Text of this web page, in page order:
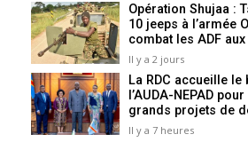
Opération Shujaa :
10 jeeps à l’armée
combat les ADF aux
Il y a 2 jours
La RDC accueille
l’AUDA-NEPAD
grands projets de
Il y a 7 heures